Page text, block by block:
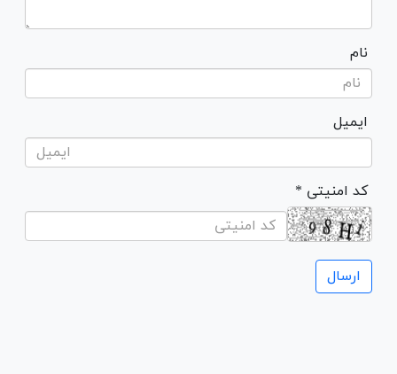
نام
ایمیل
* کد امنیتی